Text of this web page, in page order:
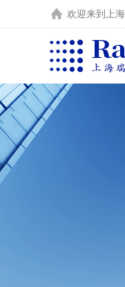
欢迎来到 上